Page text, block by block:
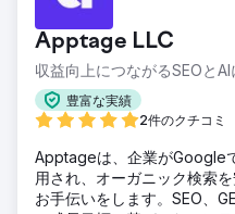
Apptage LLC
収益向上につながるSEOとAI
豊富な実績
2件のクチコミ
Apptageは、企業がGoogle
用され、オーガニック検索
お手伝いをします。SEO、